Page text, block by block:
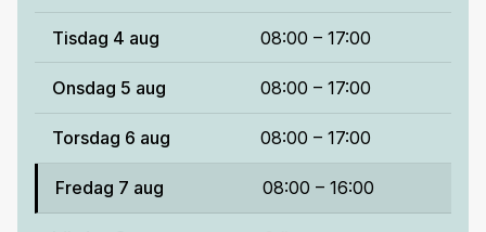
Tisdag 4 aug 08:00 – 17:00
Onsdag 5 aug 08:00 – 17:00
Torsdag 6 aug 08:00 – 17:00
Fredag 7 aug 08:00 – 16:00